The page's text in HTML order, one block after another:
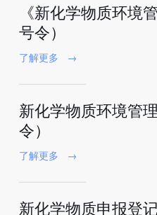
《新化学物质环境
号令）
了解更多 →
新化学物质环境管
令）
了解更多 →
新化学物质申报登